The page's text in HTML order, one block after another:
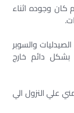
كان وجوده اثناء
والسوبر
بشكل دائم خارج
علي النزول الي